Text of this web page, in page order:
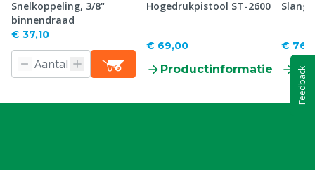
Snelkoppeling, 3/8"
binnendraad
€ 37,10
Hogedrukpistool ST-2600
€ 69,00
Productinformatie
€
Feedback